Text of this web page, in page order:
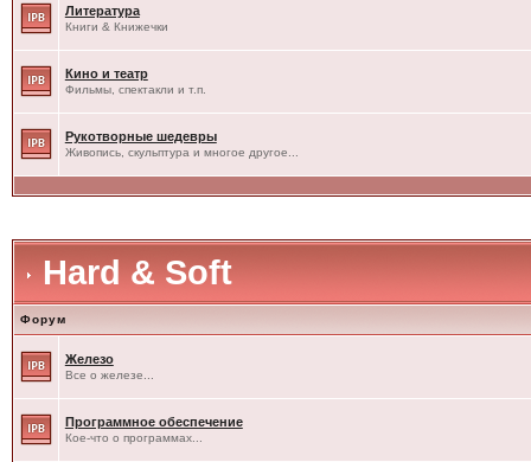
Литература
Книги & Книжечки
Кино и театр
Фильмы, спектакли и т.п.
Рукотворные шедевры
Живопись, скульптура и многое другое...
Hard & Soft
Форум
Железо
Все о железе...
Программное обеспечение
Кое-что о программах...